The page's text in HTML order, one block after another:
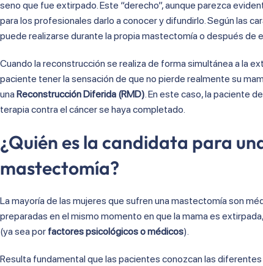
seno que fue extirpado. Este “derecho”, aunque parezca
para los profesionales darlo a conocer y difundirlo. Según las
puede realizarse durante la propia mastectomía o después de
Cuando la reconstrucción se realiza de forma simultánea a la
paciente tener la sensación de que no pierde realmente su
una Reconstrucción Diferida (RMD). En este caso, la paciente
terapia contra el cáncer se haya completado.
¿Quién es la candidata para
mastectomía?
La mayoría de las mujeres que sufren una mastectomía son
preparadas en el mismo momento en que la mama es
(ya sea por factores psicológicos o médicos).
Resulta fundamental que las pacientes conozcan las